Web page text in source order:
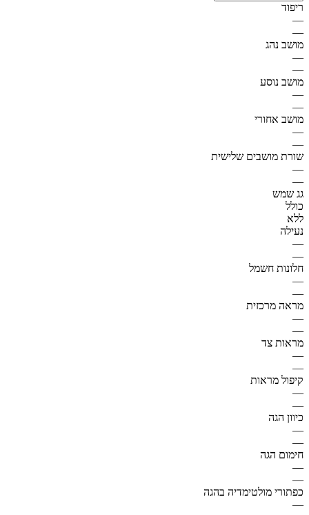
ריפוד
—
—
מושב נהג
—
—
מושב נוסע
—
—
מושב אחורי
—
—
שורת מושבים שלישית
—
—
גג שמש
כולל
ללא
נעילה
—
—
חלונות חשמל
—
—
מראה מרכזית
—
—
מראות צד
—
—
קיפול מראות
—
—
כיוון הגה
—
—
חימום הגה
—
—
כפתורי מולטימדיה בהגה
—